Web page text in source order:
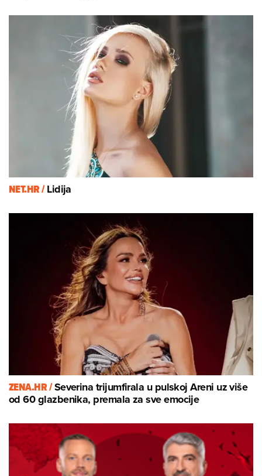
NET.HR /Lidija
ZENA.HR /Severina trijumfirala u pulskoj Areni uz više
od 60 glazbenika, premala za sve emocije